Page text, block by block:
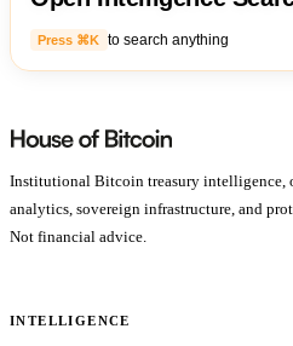
Press ⌘K to search anything
Institutional Bitcoin treasury intelligence,
analytics, sovereign infrastructure, and
Not financial advice.
INTELLIGENCE